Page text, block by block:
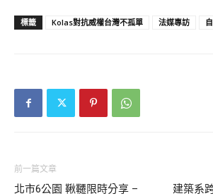
標籤 Kolas對抗威權台灣不孤單 法媒專訪
前一篇文章
北市6公園 鞦韆限時分享 –
建築系